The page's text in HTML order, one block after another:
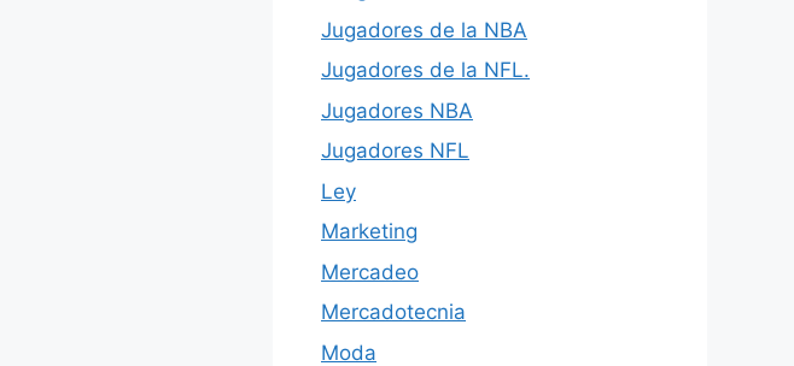
Jugadores de la NBA
Jugadores de la NFL.
Jugadores NBA
Jugadores NFL
Ley
Marketing
Mercadeo
Mercadotecnia
Moda